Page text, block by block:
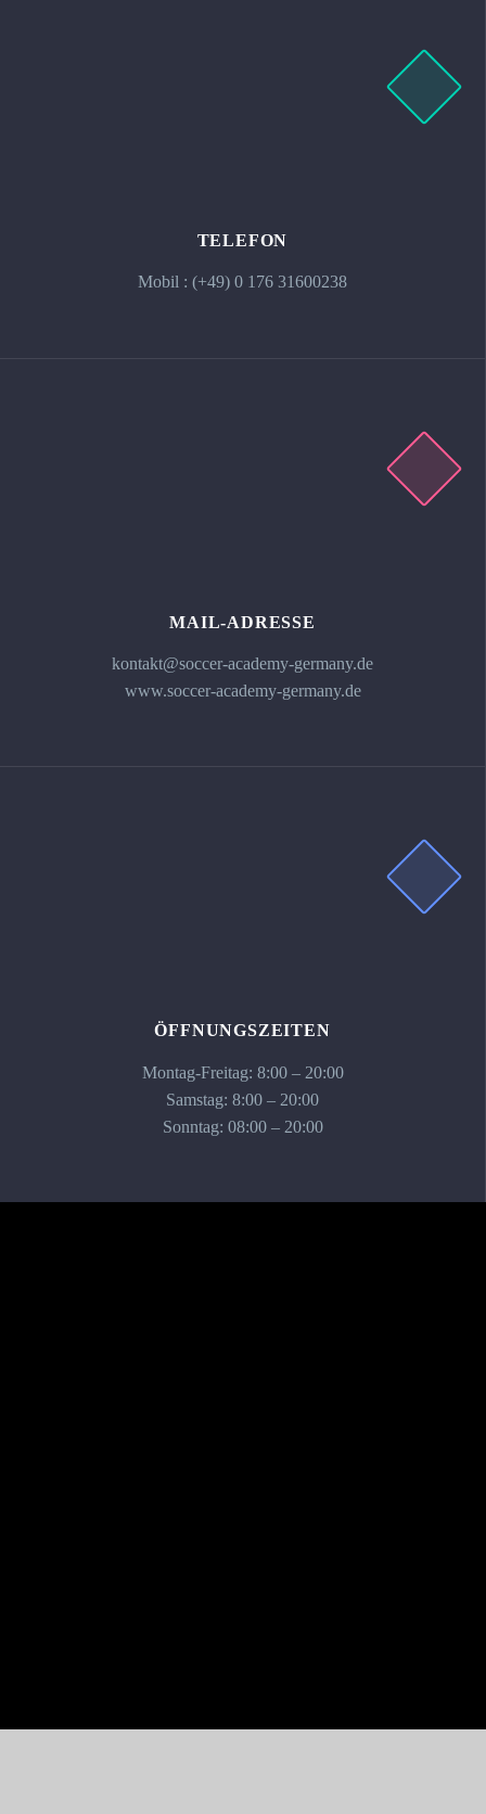
TELEFON
Mobil : (+49) 0 176 31600238
MAIL-ADRESSE
kontakt@soccer-academy-germany.de
www.soccer-academy-germany.de
ÖFFNUNGSZEITEN
Montag-Freitag: 8:00 – 20:00
Samstag: 8:00 – 20:00
Sonntag: 08:00 – 20:00